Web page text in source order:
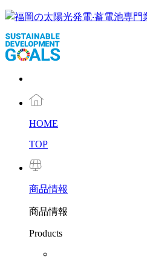
HOME
TOP
商品情報
商品情報
Products